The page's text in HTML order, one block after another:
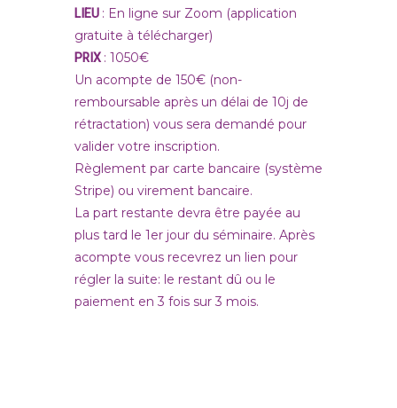
LIEU : En ligne sur Zoom (application
gratuite à télécharger)
PRIX : 1050€
Un acompte de 150€ (non-
remboursable après un délai de 10j de
rétractation) vous sera demandé pour
valider votre inscription.
Règlement par carte bancaire (système
Stripe) ou virement bancaire.
La part restante devra être payée au
plus tard le 1er jour du séminaire. Après
acompte vous recevrez un lien pour
régler la suite: le restant dû ou le
paiement en 3 fois sur 3 mois.